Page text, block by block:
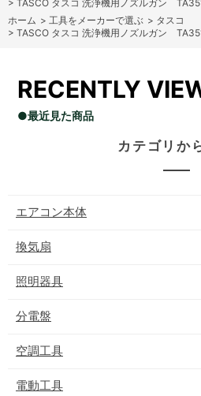
> TASCO タスコ 洗浄機用ノズルガン
ホーム > 工具をメーカーで選ぶ > タスコ
> TASCO タスコ 洗浄機用ノズルガン
RECENTLY
●最近見た商品
カテゴリか
エアコン本体
換気扇
照明器具
分電盤
空調工具
電動工具